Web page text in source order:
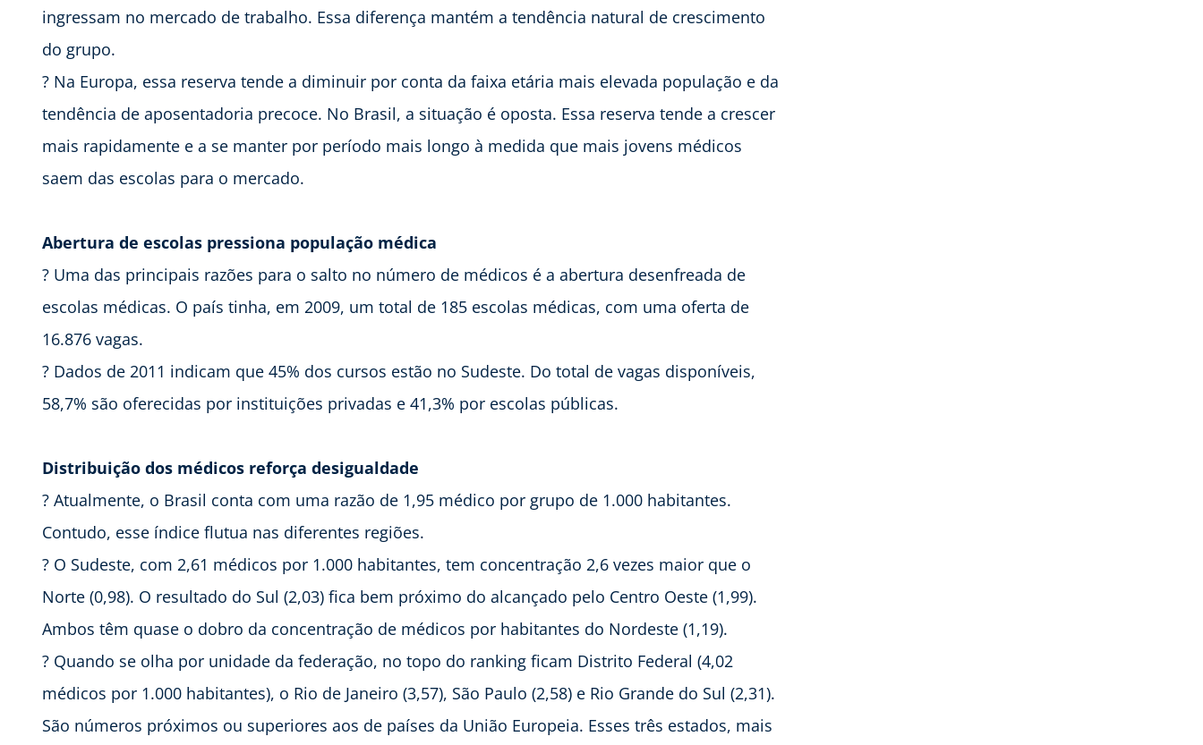
ingressam no mercado de trabalho. Essa diferença mantém a tendência natural de crescimento
do grupo.
? Na Europa, essa reserva tende a diminuir por conta da faixa etária mais elevada população e da
tendência de aposentadoria precoce. No Brasil, a situação é oposta. Essa reserva tende a crescer
mais rapidamente e a se manter por período mais longo à medida que mais jovens médicos
saem das escolas para o mercado.
Abertura de escolas pressiona população médica
? Uma das principais razões para o salto no número de médicos é a abertura desenfreada de
escolas médicas. O país tinha, em 2009, um total de 185 escolas médicas, com uma oferta de
16.876 vagas.
? Dados de 2011 indicam que 45% dos cursos estão no Sudeste. Do total de vagas disponíveis,
58,7% são oferecidas por instituições privadas e 41,3% por escolas públicas.
Distribuição dos médicos reforça desigualdade
? Atualmente, o Brasil conta com uma razão de 1,95 médico por grupo de 1.000 habitantes.
Contudo, esse índice flutua nas diferentes regiões.
? O Sudeste, com 2,61 médicos por 1.000 habitantes, tem concentração 2,6 vezes maior que o
Norte (0,98). O resultado do Sul (2,03) fica bem próximo do alcançado pelo Centro Oeste (1,99).
Ambos têm quase o dobro da concentração de médicos por habitantes do Nordeste (1,19).
? Quando se olha por unidade da federação, no topo do ranking ficam Distrito Federal (4,02
médicos por 1.000 habitantes), o Rio de Janeiro (3,57), São Paulo (2,58) e Rio Grande do Sul (2,31).
São números próximos ou superiores aos de países da União Europeia. Esses três estados, mais